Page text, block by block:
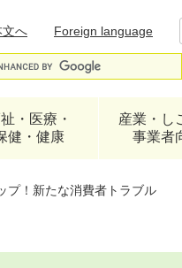
文へ
Foreign language
・医療・
健・健康
産業・し
事業者
プ！新たな消費者トラブル